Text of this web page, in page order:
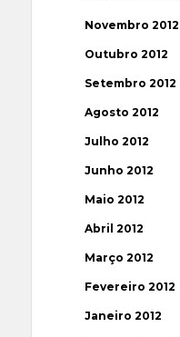
Novembro 2012
Outubro 2012
Setembro 2012
Agosto 2012
Julho 2012
Junho 2012
Maio 2012
Abril 2012
Março 2012
Fevereiro 2012
Janeiro 2012